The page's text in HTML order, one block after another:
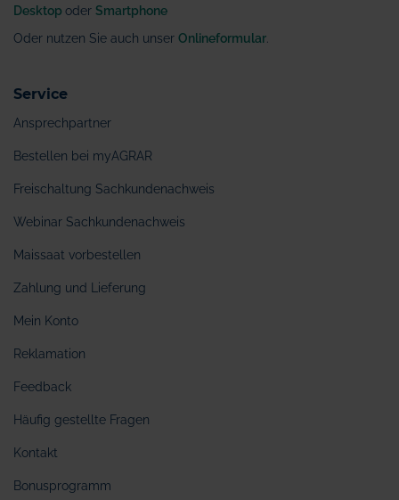
Desktop oder Smartphone
Oder nutzen Sie auch unser Onlineformular
Service
Ansprechpartner
Bestellen bei myAGRAR
Freischaltung Sachkundenachweis
Webinar Sachkundenachweis
Maissaat vorbestellen
Zahlung und Lieferung
Mein Konto
Reklamation
Feedback
Häufig gestellte Fragen
Kontakt
Bonusprogramm